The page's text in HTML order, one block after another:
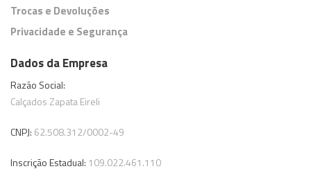
Trocas e Devoluções
Privacidade e Segurança
Dados da Empresa
Razão Social:
Calçados Zapata Eireli
CNPJ: 62.508.312/0002-49
Inscrição Estadual: 109.022.461.110